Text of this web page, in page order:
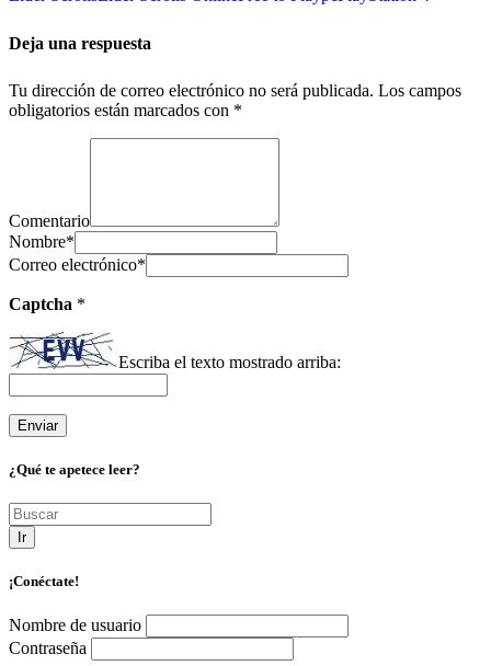
Deja una respuesta
Tu dirección de correo electrónico no será publicada. Los campos
obligatorios están marcados con *
Comentario
Nombre*
Correo electrónico*
Captcha *
Escriba el texto mostrado arriba:
¿Qué te apetece leer?
Ir
¡Conéctate!
Nombre de usuario
Contraseña